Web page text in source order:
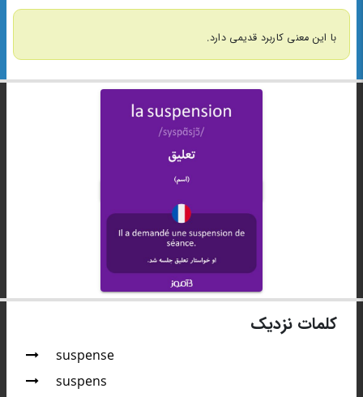
با این معنی کاربرد قدیمی دارد.
کلمات نزدیک
suspense
suspens